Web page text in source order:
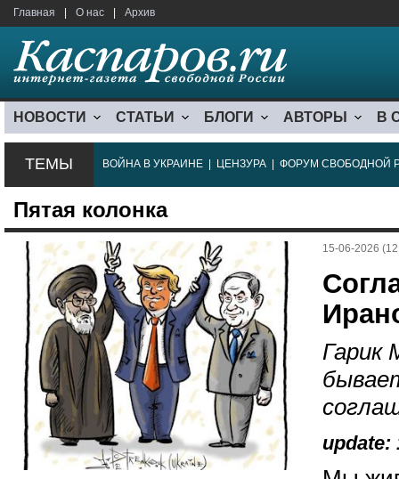
Главная О нас Архив
НОВОСТИ СТАТЬИ БЛОГИ АВТОРЫ В
ТЕМЫ ВОЙНА В УКРАИНЕ ЦЕНЗУРА ФОРУМ СВОБОДНОЙ
Пятая колонка
15-06-2026
Гарик
update: